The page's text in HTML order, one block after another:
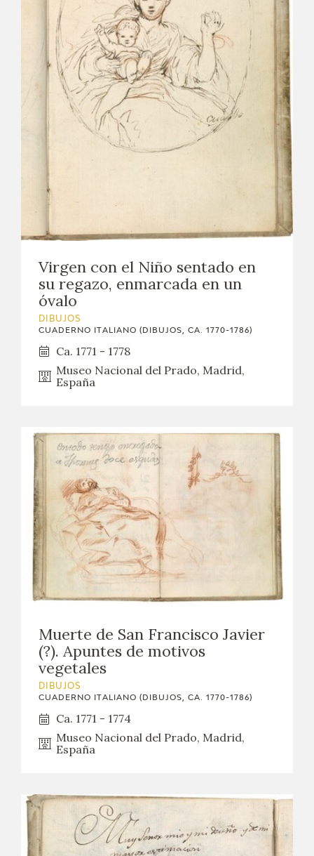
Virgen con el Niño sentado en
su regazo, enmarcada en un
óvalo
DIBUJOS
CUADERNO ITALIANO (DIBUJOS, CA. 1770-1786)
Ca. 1771 - 1778
Museo Nacional del Prado, Madrid,
España
Muerte de San Francisco Javier
(?). Apuntes de motivos
vegetales
DIBUJOS
CUADERNO ITALIANO (DIBUJOS, CA. 1770-1786)
Ca. 1771 - 1774
Museo Nacional del Prado, Madrid,
España